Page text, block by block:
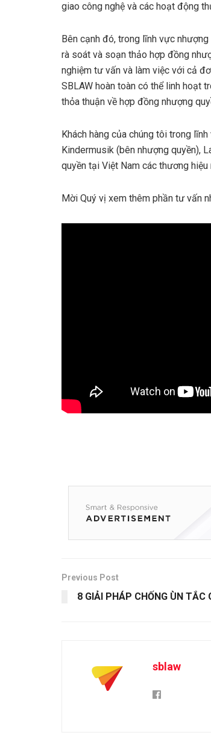
giao công nghệ và các hoạt động
Bên cạnh đó, trong lĩnh vực
rà soát và soạn thảo hợp đồng
nghiệm tư vấn và làm việc với cả
SBLAW hoàn toàn có thể linh hoạt
thỏa thuận về hợp đồng nhượng
Khách hàng của chúng tôi trong
Kindermusik (bên nhượng quyền),
quyền tại Việt Nam các thương
Mời Quý vị xem thêm phần tư vấn
Previous Post
8 GIẢI PHÁP CHỐNG ÙN TẮC
sblaw